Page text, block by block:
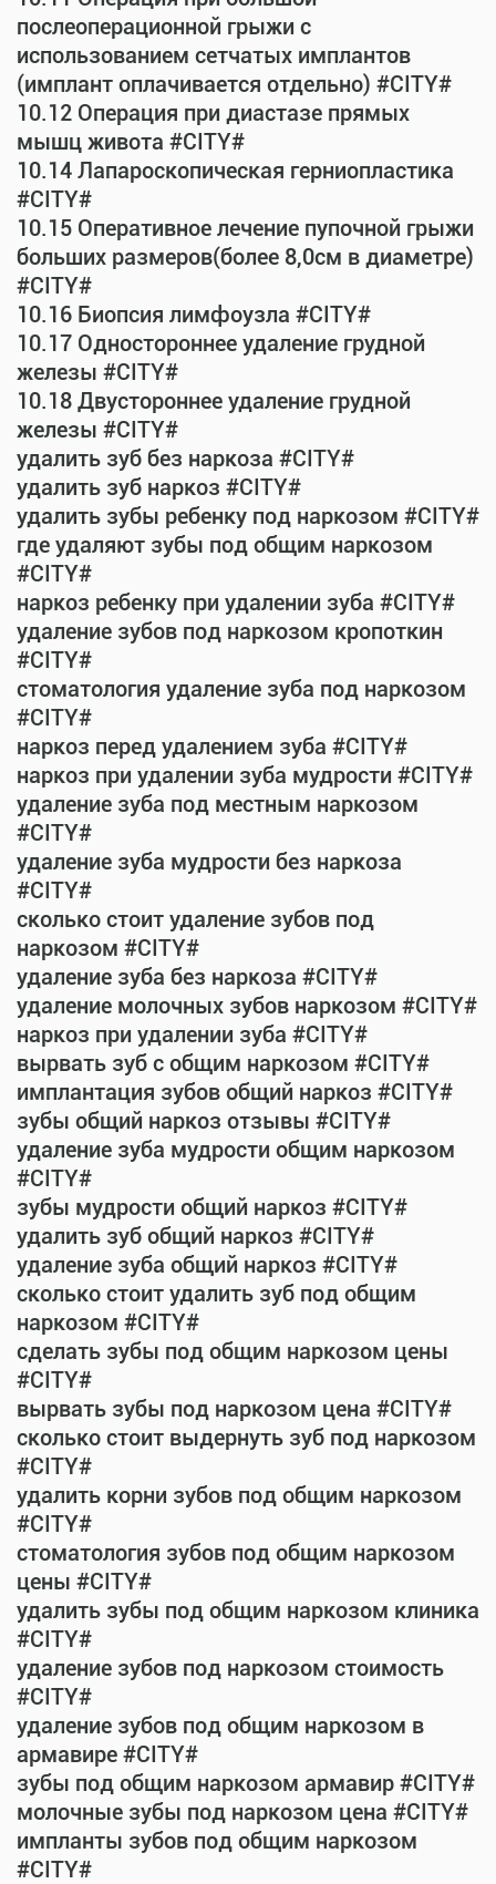
послеоперационной грыжи с
использованием сетчатых имплантов
(имплант оплачивается отдельно) #CITY#
10.12 Операция при диастазе прямых
мышц живота #CITY#
10.14 Лапароскопическая герниопластика
#CITY#
10.15 Оперативное лечение пупочной грыжи
больших размеров(более 8,0см в диаметре)
#CITY#
10.16 Биопсия лимфоузла #CITY#
10.17 Одностороннее удаление грудной
железы #CITY#
10.18 Двустороннее удаление грудной
железы #CITY#
удалить зуб без наркоза #CITY#
удалить зуб наркоз #CITY#
удалить зубы ребенку под наркозом #CITY#
где удаляют зубы под общим наркозом
#CITY#
наркоз ребенку при удалении зуба #CITY#
удаление зубов под наркозом кропоткин
#CITY#
стоматология удаление зуба под наркозом
#CITY#
наркоз перед удалением зуба #CITY#
наркоз при удалении зуба мудрости #CITY#
удаление зуба под местным наркозом
#CITY#
удаление зуба мудрости без наркоза
#CITY#
сколько стоит удаление зубов под
наркозом #CITY#
удаление зуба без наркоза #CITY#
удаление молочных зубов наркозом #CITY#
наркоз при удалении зуба #CITY#
вырвать зуб с общим наркозом #CITY#
имплантация зубов общий наркоз #CITY#
зубы общий наркоз отзывы #CITY#
удаление зуба мудрости общим наркозом
#CITY#
зубы мудрости общий наркоз #CITY#
удалить зуб общий наркоз #CITY#
удаление зуба общий наркоз #CITY#
сколько стоит удалить зуб под общим
наркозом #CITY#
сделать зубы под общим наркозом цены
#CITY#
вырвать зубы под наркозом цена #CITY#
сколько стоит выдернуть зуб под наркозом
#CITY#
удалить корни зубов под общим наркозом
#CITY#
стоматология зубов под общим наркозом
цены #CITY#
удалить зубы под общим наркозом клиника
#CITY#
удаление зубов под наркозом стоимость
#CITY#
удаление зубов под общим наркозом в
армавире #CITY#
зубы под общим наркозом армавир #CITY#
молочные зубы под наркозом цена #CITY#
импланты зубов под общим наркозом
#CITY#